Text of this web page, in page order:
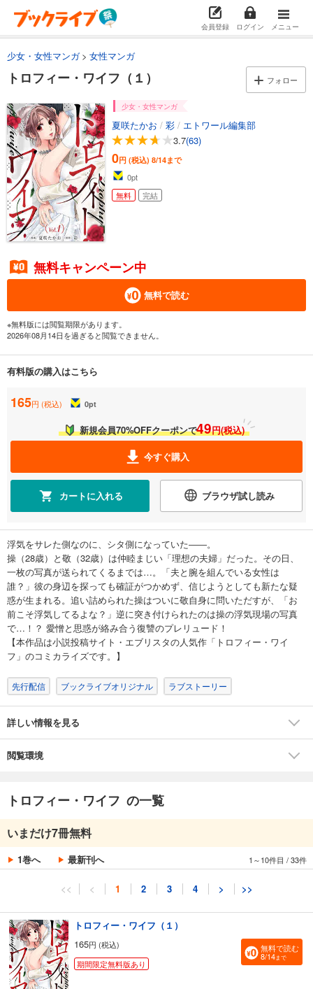
会員登録 ログイン メニュー
少女・女性マンガ 女性マンガ
トロフィー・ワイフ（１） フォロー
少女・女性マンガ
夏咲たかお / 彩 / エトワール編集部
3.7(63)
0円 (税込) 8/14まで
0pt
無料
完結
無料キャンペーン中
無料で読む
※無料版には閲覧期限があります。
2026年08月14日を過ぎると閲覧できません。
有料版の購入はこちら
165円 (税込) 0pt
新規会員70%OFFクーポンで49円(税込)
今すぐ購入
カートに入れる ブラウザ試し読み
浮気をサレた側なのに、シタ側になっていた――。
操（28歳）と敬（32歳）は仲睦まじい「理想の夫婦」だった。その日、
一枚の写真が送られてくるまでは…。「夫と腕を組んでいる女性は
誰？」彼の身辺を探っても確証がつかめず、信じようとしても新たな疑
惑が生まれる。追い詰められた操はついに敬自身に問いただすが、「お
前こそ浮気してるよな？」逆に突き付けられたのは操の浮気現場の写真
で…！？ 愛憎と思惑が絡み合う復讐のプレリュード！
【本作品は小説投稿サイト・エブリスタの人気作「トロフィー・ワイ
フ」のコミカライズです。】
先行配信 ブックライブオリジナル ラブストーリー
詳しい情報を見る
閲覧環境
トロフィー・ワイフ の一覧
いまだけ7冊無料
1巻へ 最新刊へ 1～10件目 /33件
<< < 1 2 3 4 > >>
トロフィー・ワイフ（１）
165円 (税込)
期間限定無料版あり
無料で読む
8/14まで